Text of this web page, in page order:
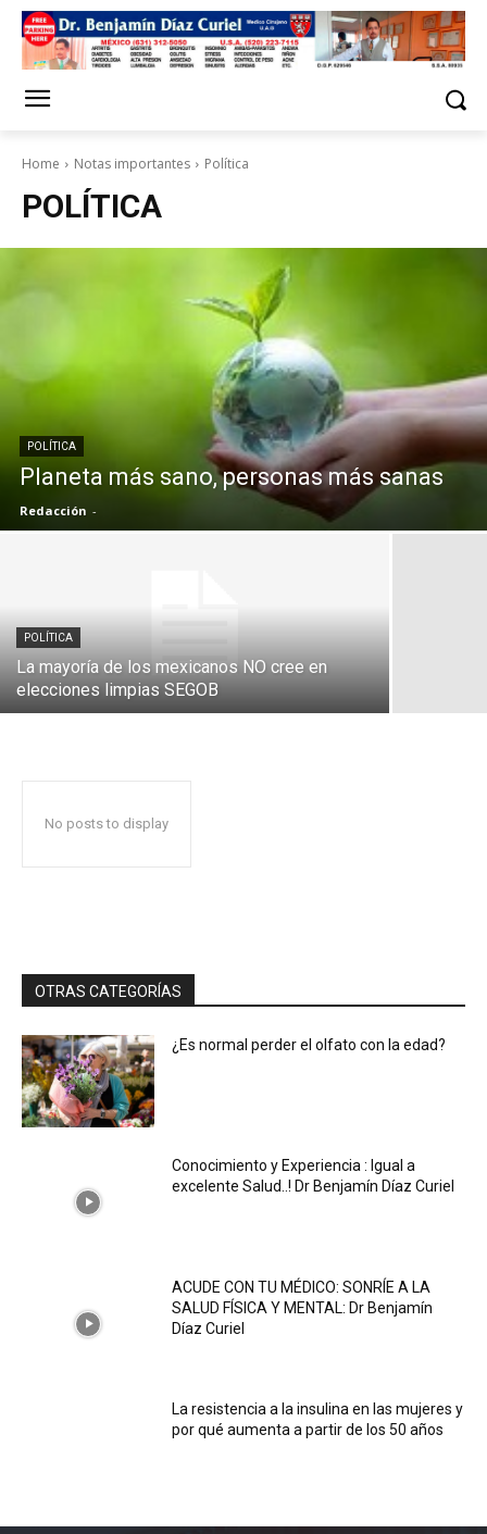
Home Notas importantes Política
POLÍTICA
POLÍTICA
Planeta más sano, personas más sanas
Redacción -
POLÍTICA
La mayoría de los mexicanos NO cree en
elecciones limpias SEGOB
No posts to display
OTRAS CATEGORÍAS
¿Es normal perder el olfato con la edad?
Conocimiento y Experiencia : Igual a
excelente Salud..! Dr Benjamín Díaz Curiel
ACUDE CON TU MÉDICO: SONRÍE A LA
SALUD FÍSICA Y MENTAL: Dr Benjamín
Díaz Curiel
La resistencia a la insulina en las mujeres y
por qué aumenta a partir de los 50 años